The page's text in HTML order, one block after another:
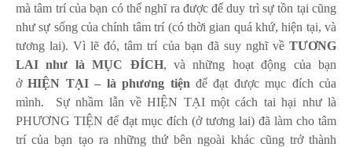
mà tâm trí của bạn có thể nghĩ ra được để duy trì sự tồn tại cũng
như sự sống của chính tâm trí (có thời gian quá khứ, hiện tại, và
tương lai). Vì lẽ đó, tâm trí của bạn đã suy nghĩ về TƯƠNG
LAI như là MỤC ĐÍCH, và những hoạt động của bạn
ởHIỆN TẠI – là phương tiện để đạt được mục đích của
mình.
Sự nhầm lẫn về HIỆN TẠI một cách tai hại như là
PHƯƠNG TIỆN để đạt mục đích (ở tương lai) đã làm cho tâm
trí của bạn tạo ra những thứ bên ngoài khác cũng trở thành